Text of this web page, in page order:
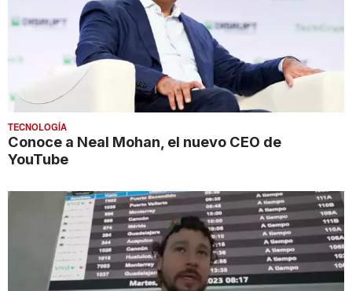
TECNOLOGÍA
Conoce a Neal Mohan, el nuevo CEO de
YouTube